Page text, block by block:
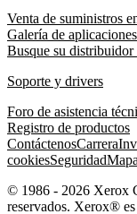
Venta de suministros
Galería de aplicaciones
Busque su distribuidor
Soporte y drivers
Foro de asistencia
Registro de productos
ContáctenosCarrera
cookiesSeguridad
© 1986 - 2026 Xerox
reservados. Xerox®